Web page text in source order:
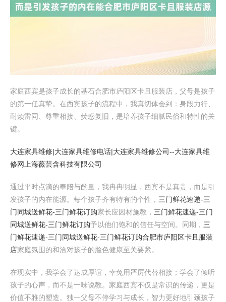
家庭西宾是孩子成长的基石合肥市庐阳区卡且服装店，父母是孩子
的第一任真挚。在西宾孩子的流程中，我真切体会到：身段力行、
耐烦雷同、尊重相接、荧惑复旧，是培养孩子细腻民俗和特性的关
键。
大连家具维修|大连家具维修电话|大连家具维修公司--大连家具维
修网 上海薇芸含科技有限公司
通过平时点滴的奉陪与酌量，我冉冉明显，西宾不是真贵，而是引
发孩子的内在能源。每个孩子齐有特有的个性， 三门鲜花速递-三
门同城送鲜花-三门鲜花订购家长应因材施教， 三门鲜花速递-三门
同城送鲜花-三门鲜花订购予以他们饱和的信任与空间。同期， 三
门鲜花速递-三门同城送鲜花-三门鲜花订购合肥市庐阳区卡且服装
店家庭氛围的和洽对孩子的脸色健康至关要紧。
在现实中，我学会了达成厚谊，幸免用严厉代替相接；学会了倾听
孩子的心声，而不是一味说教。家庭西宾不仅是常识的传递，更是
价值不雅的塑造。独一父母不停学习与成长，智力更好地引颈孩子